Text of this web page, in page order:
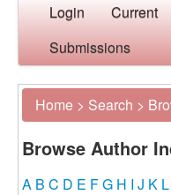
Login Current
Submissions
Home > Search >
Browse Author
A B C D E FG H I J K L